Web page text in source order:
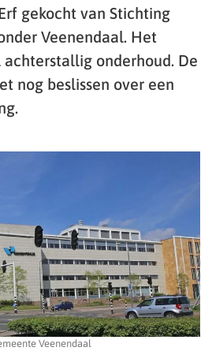
gekocht van Stichting
Veenendaal. Het
onderhoud. De
nog beslissen over een
Veenendaal